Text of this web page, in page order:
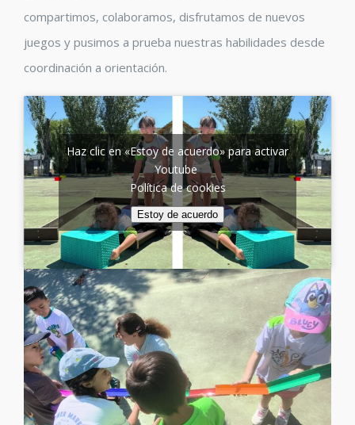
compartimos, colaboramos, disfrutamos de nuevos
juegos y pusimos a prueba nuestras habilidades desde
coordinación a orientación.
Haz clic en «Estoy de acuerdo» para activar
Youtube
Política de cookies
Estoy de acuerdo